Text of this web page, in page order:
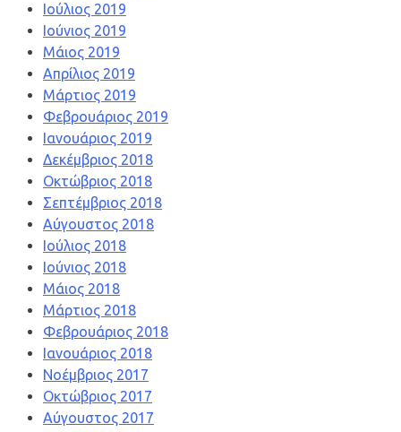
Ιούλιος 2019
Ιούνιος 2019
Μάιος 2019
Απρίλιος 2019
Μάρτιος 2019
Φεβρουάριος 2019
Ιανουάριος 2019
Δεκέμβριος 2018
Οκτώβριος 2018
Σεπτέμβριος 2018
Αύγουστος 2018
Ιούλιος 2018
Ιούνιος 2018
Μάιος 2018
Μάρτιος 2018
Φεβρουάριος 2018
Ιανουάριος 2018
Νοέμβριος 2017
Οκτώβριος 2017
Αύγουστος 2017